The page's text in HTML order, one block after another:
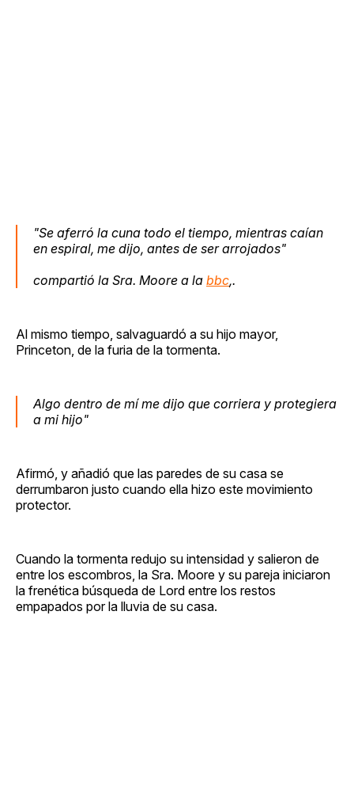
"Se aferró la cuna todo el tiempo, mientras caían
en espiral, me dijo, antes de ser arrojados"
compartió la Sra. Moore a la bbc,.
Al mismo tiempo, salvaguardó a su hijo mayor,
Princeton, de la furia de la tormenta.
Algo dentro de mí me dijo que corriera y protegiera
a mi hijo"
Afirmó, y añadió que las paredes de su casa se
derrumbaron justo cuando ella hizo este movimiento
protector.
Cuando la tormenta redujo su intensidad y salieron de
entre los escombros, la Sra. Moore y su pareja iniciaron
la frenética búsqueda de Lord entre los restos
empapados por la lluvia de su casa.